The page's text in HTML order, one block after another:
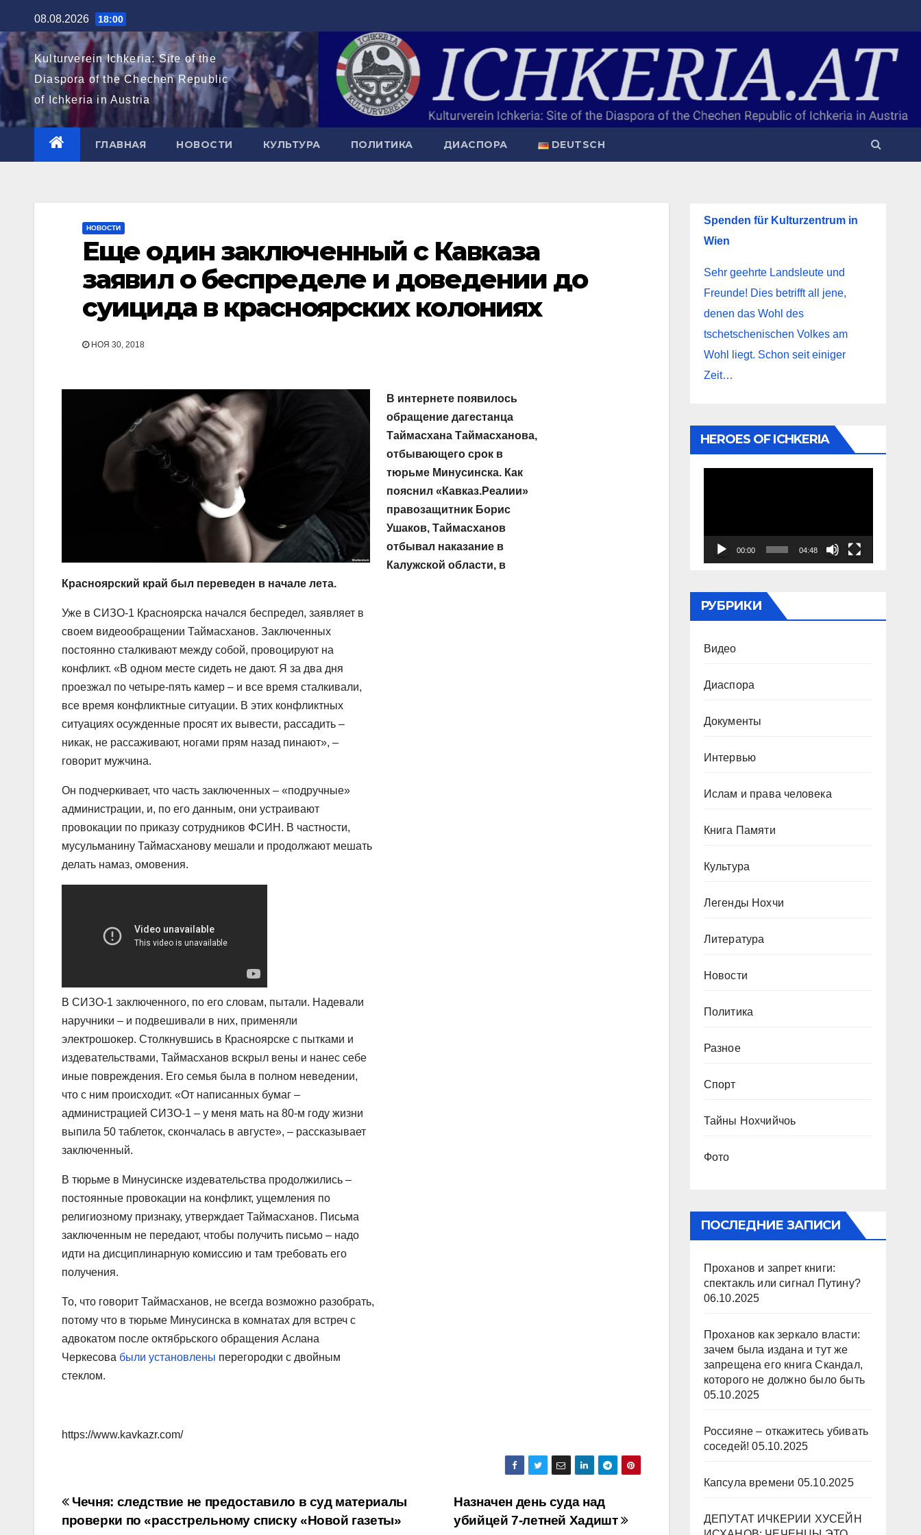
к
содержимому
08.08.2026 18:00
Kulturverein Ichkeria: Site of the
Diaspora of the Chechen Republic
of Ichkeria in Austria
ГЛАВНАЯ НОВОСТИ КУЛЬТУРА ПОЛИТИКА ДИАСПОРА DEUTSCH
НОВОСТИ
Еще один заключенный с Кавказа
заявил о беспределе и доведении до
суицида в красноярских колониях
НОЯ 30, 2018
В интернете появилось
обращение дагестанца
Таймасхана Таймасханова,
отбывающего срок в
тюрьме Минусинска. Как
пояснил «Кавказ.Реалии»
правозащитник Борис
Ушаков, Таймасханов
отбывал наказание в
Калужской области, в
Красноярский край был переведен в начале лета.
Уже в СИЗО-1 Красноярска начался беспредел, заявляет в
своем видеообращении Таймасханов. Заключенных
постоянно сталкивают между собой, провоцируют на
конфликт. «В одном месте сидеть не дают. Я за два дня
проезжал по четыре-пять камер – и все время сталкивали,
все время конфликтные ситуации. В этих конфликтных
ситуациях осужденные просят их вывести, рассадить –
никак, не рассаживают, ногами прям назад пинают», –
говорит мужчина.
Он подчеркивает, что часть заключенных – «подручные»
администрации, и, по его данным, они устраивают
провокации по приказу сотрудников ФСИН. В частности,
мусульманину Таймасханову мешали и продолжают мешать
делать намаз, омовения.
В СИЗО-1 заключенного, по его словам, пытали. Надевали
наручники – и подвешивали в них, применяли
электрошокер. Столкнувшись в Красноярске с пытками и
издевательствами, Таймасханов вскрыл вены и нанес себе
иные повреждения. Его семья была в полном неведении,
что с ним происходит. «От написанных бумаг –
администрацией СИЗО-1 – у меня мать на 80-м году жизни
выпила 50 таблеток, скончалась в августе», – рассказывает
заключенный.
В тюрьме в Минусинске издевательства продолжились –
постоянные провокации на конфликт, ущемления по
религиозному признаку, утверждает Таймасханов. Письма
заключенным не передают, чтобы получить письмо – надо
идти на дисциплинарную комиссию и там требовать его
получения.
То, что говорит Таймасханов, не всегда возможно разобрать,
потому что в тюрьме Минусинска в комнатах для встреч с
адвокатом после октябрьского обращения Аслана
Черкесова были установлены перегородки с двойным
стеклом.
https://www.kavkazr.com/
Навигация
по
Назначен день суда над
убийцей 7-летней Хадишт
Чечня: следствие не предоставило в суд материалы
проверки по «расстрельному списку «Новой газеты»
Spenden für Kulturzentrum in
Wien
Sehr geehrte Landsleute und
Freunde! Dies betrifft all jene,
denen das Wohl des
tschetschenischen Volkes am
Wohl liegt. Schon seit einiger
Zeit…
HEROES OF ICHKERIA
00:00 04:48
РУБРИКИ
Видео
Диаспора
Документы
Интервью
Ислам и права человека
Книга Памяти
Культура
Легенды Нохчи
Литература
Новости
Политика
Разное
Спорт
Тайны Нохчийчоь
Фото
ПОСЛЕДНИЕ ЗАПИСИ
Проханов и запрет книги:
спектакль или сигнал Путину?
06.10.2025
Проханов как зеркало власти:
зачем была издана и тут же
запрещена его книга Скандал,
которого не должно было быть
05.10.2025
Россияне – откажитесь убивать
соседей! 05.10.2025
Капсула времени 05.10.2025
ДЕПУТАТ ИЧКЕРИИ ХУСЕЙН